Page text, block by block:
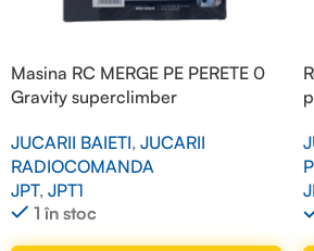
Masina RC MERGE PE PERETE 0
Gravity superclimber
JUCARII BAIETI, JUCARII
RADIOCOMANDA
JPT, JPT1
1 în stoc